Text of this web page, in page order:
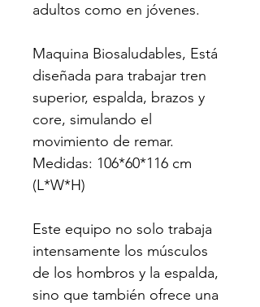
adultos como en jóvenes.
Maquina Biosaludables, Está
diseñada para trabajar tren
superior, espalda, brazos y
core, simulando el
movimiento de remar.
Medidas: 106*60*116 cm
(L*W*H)
Este equipo no solo trabaja
intensamente los músculos
de los hombros y la espalda,
sino que también ofrece una